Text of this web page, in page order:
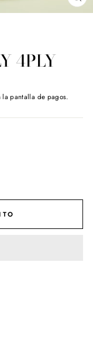
4PLY
pantalla de pagos.